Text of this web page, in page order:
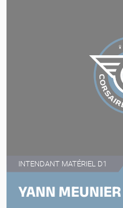
YANN MEUNIER
INTENDANT MATÉRIEL D1